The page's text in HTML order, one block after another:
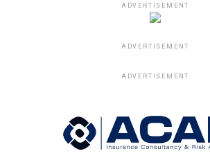
ADVERTISEMENT
ADVERTISEMENT
ADVERTISEMENT